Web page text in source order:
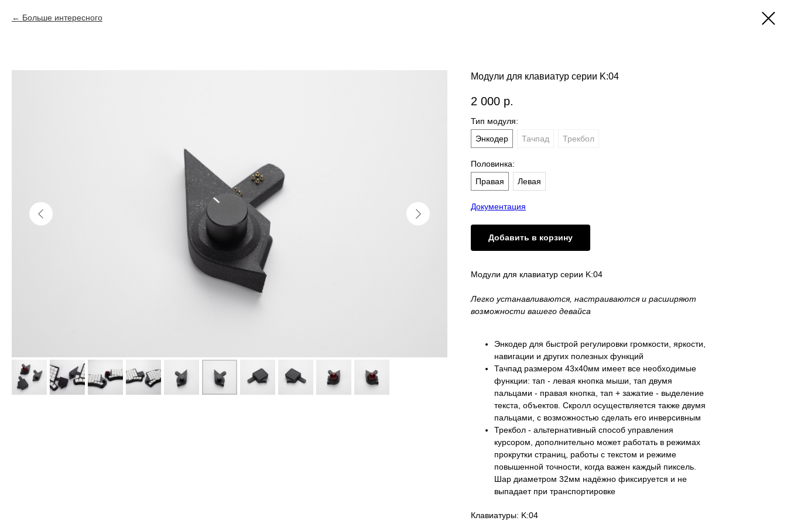
Больше интересного
Модули для клавиатур серии K:04
2 000 р.
Тип модуля:
Энкодер
Тачпад Трекбол
Половинка:
Правая
Левая
Документация
Добавить в корзину
Модули для клавиатур серии K:04
Легко устанавливаются, настраиваются и расширяют
возможности вашего девайса
Энкодер для быстрой регулировки громкости, яркости,
навигации и других полезных функций
Тачпад размером 43х40мм имеет все необходимые
функции: тап - левая кнопка мыши, тап двумя
пальцами - правая кнопка, тап + зажатие - выделение
текста, объектов. Скролл осуществляется также двумя
пальцами, с возможностью сделать его инверсивным
Трекбол - альтернативный способ управления
курсором, дополнительно может работать в режимах
прокрутки страниц, работы с текстом и режиме
повышенной точности, когда важен каждый пиксель.
Шар диаметром 32мм надёжно фиксируется и не
выпадает при транспортировке
Клавиатуры: K:04